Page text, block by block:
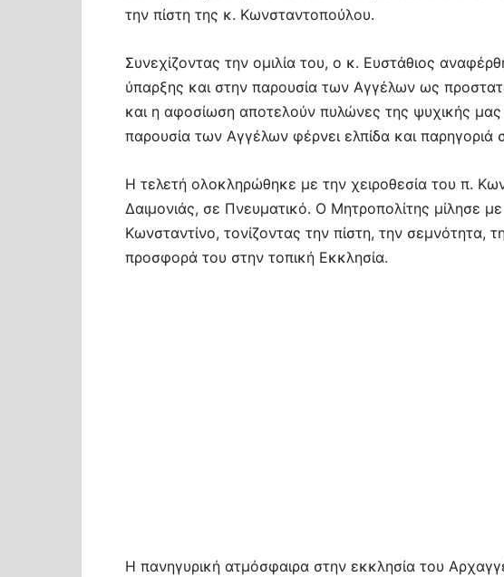
την πίστη της κ. Κωνσταντοπούλου.
Συνεχίζοντας την ομιλία του, ο κ. Ευστάθιος
ύπαρξης και στην παρουσία των Αγγέλων ως
και η αφοσίωση αποτελούν πυλώνες της ψυχικής
παρουσία των Αγγέλων φέρνει ελπίδα και παρηγοριά
Η τελετή ολοκληρώθηκε με την χειροθεσία του π.
Δαιμονιάς, σε Πνευματικό. Ο Μητροπολίτης μίλησε
Κωνσταντίνο, τονίζοντας την πίστη, την σεμνότητα,
προσφορά του στην τοπική Εκκλησία.
Η πανηγυρική ατμόσφαιρα στην εκκλησία του